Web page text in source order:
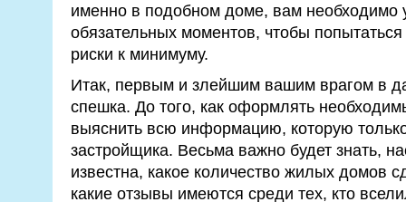
именно в подобном доме, вам необходимо
обязательных моментов, чтобы
риски к минимуму.
Итак, первым и злейшим вашим врагом в
спешка. До того, как оформлять
выяснить всю информацию, которую
застройщика. Весьма важно будет знать,
известна, какое количество жилых домов
какие отзывы имеются среди тех, кто